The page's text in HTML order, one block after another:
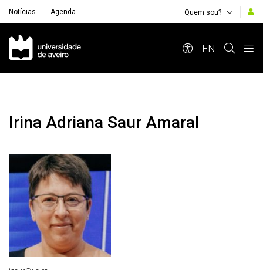
Notícias Agenda Quem sou?
Navegação Principal
EN
Irina Adriana Saur Amaral